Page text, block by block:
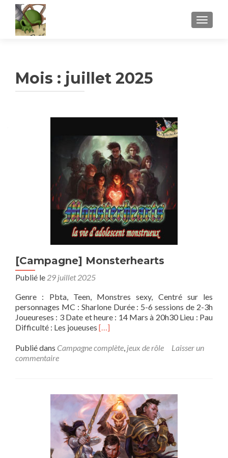
Mois : juillet 2025
[Campagne] Monsterhearts
Publié le 29 juillet 2025
Genre : Pbta, Teen, Monstres sexy, Centré sur les
personnages MC : Sharlone Durée : 5-6 sessions de 2-3h
Joueureses : 3 Date et heure : 14 Mars à 20h30 Lieu : Pau
Difficulté : Les joueuses En
plus
[…]
Publié dans Campagne complète, jeux de rôle
Laisser un
commentaire